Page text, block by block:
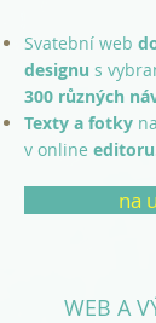
Svatební web
designu s
300 různých
Texty a fotky
v online
na
WEB A